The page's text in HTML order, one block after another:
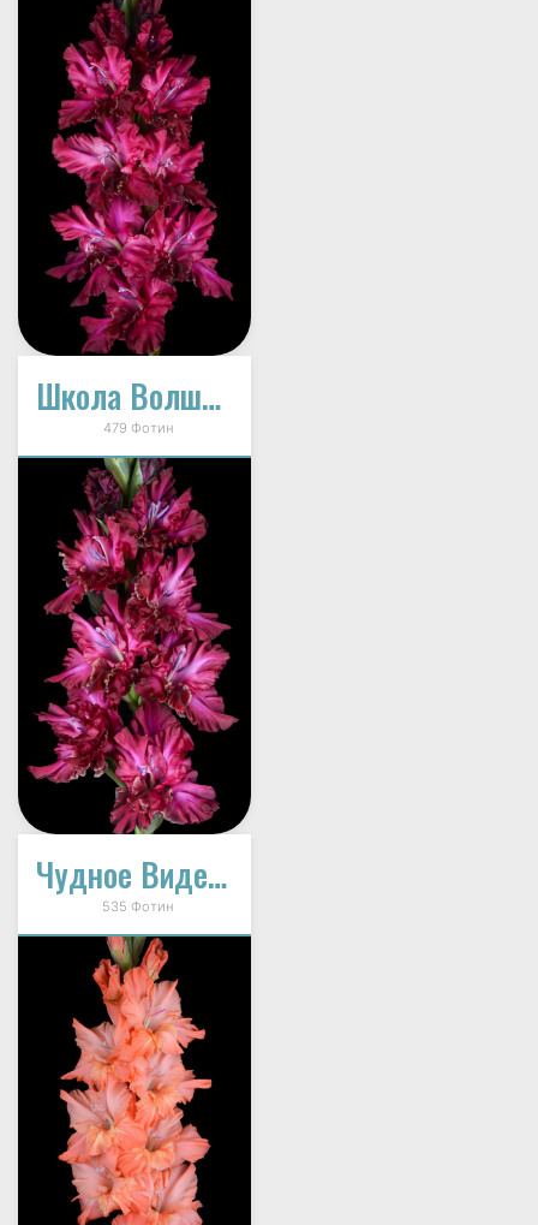
Школа Волшебства (И-12-33)
479 Фотин
Чудное Видение (В-16-153)
535 Фотин